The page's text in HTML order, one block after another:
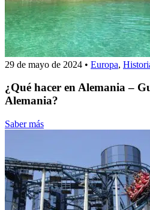
29 de mayo de 2024 • Europa,
¿Qué hacer en Alemania –
Alemania?
Saber más